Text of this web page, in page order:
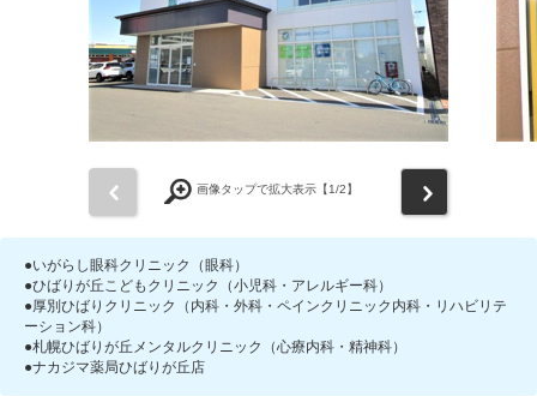
画像タップで拡大表示【1/2】
●いがらし眼科クリニック（眼科）
●ひばりが丘こどもクリニック（小児科・アレルギー科）
●厚別ひばりクリニック（内科・外科・ペインクリニック内科・リハビリテ
ーション科）
●札幌ひばりが丘メンタルクリニック（心療内科・精神科）
●ナカジマ薬局ひばりが丘店